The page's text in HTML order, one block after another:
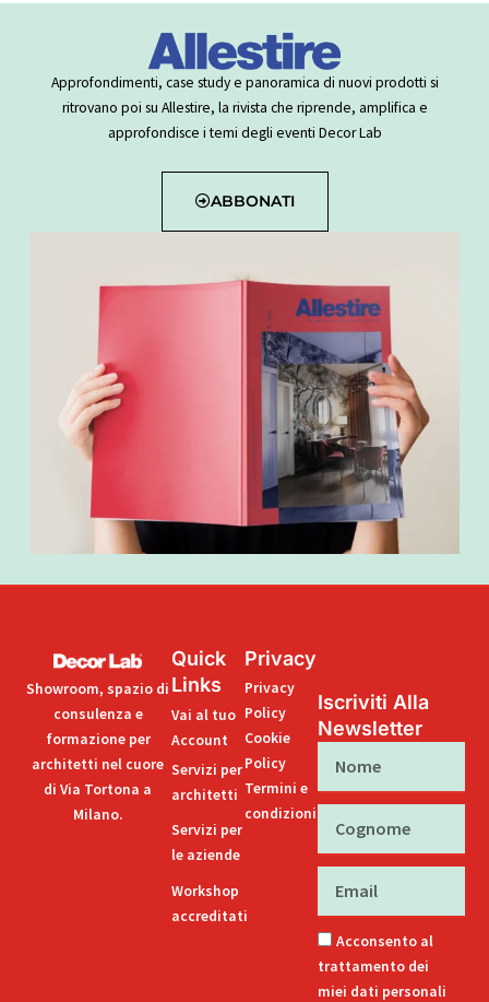
Approfondimenti, case study e panoramica di nuovi prodotti si
ritrovano poi su Allestire, la rivista che riprende, amplifica e
approfondisce i temi degli eventi Decor Lab
ABBONATI
Showroom, spazio di
consulenza e
formazione per
architetti nel cuore
di Via Tortona a
Milano.
Quick
Links
Vai al tuo
Account
Servizi per
architetti
Servizi per
le aziende
Workshop
accreditati
Privacy
Privacy
Policy
Cookie
Policy
Termini e
condizioni
Iscriviti Alla
Newsletter
Acconsento al
trattamento dei
miei dati personali